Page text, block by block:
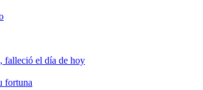
falleció el día de hoy
fortuna